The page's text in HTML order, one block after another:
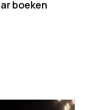
boeken